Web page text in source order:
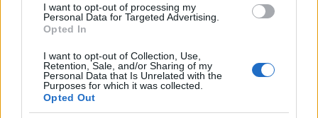
I want to opt-out of processing my
Personal Data for Targeted Advertising.
Opted In
I want to opt-out of Collection, Use,
Retention, Sale, and/or Sharing of my
Personal Data that Is Unrelated with the
Purposes for which it was collected.
Opted Out
equipos?
2. Alfonso Herrero (Málaga, portero, 1.880.000, 183
puntos)